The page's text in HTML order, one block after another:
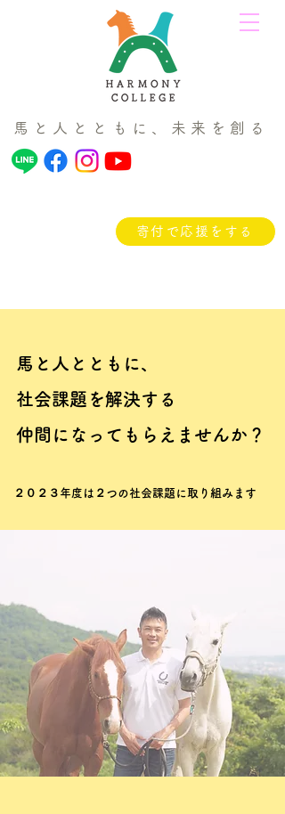
寄付で応援をする
馬と人とともに、未来を創る
２０２３年度は２つの社会課題に取り組みます
馬と人とともに、
社会課題を解決する
​仲間になってもらえませんか？